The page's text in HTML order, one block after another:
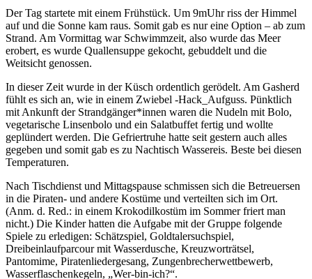
Der Tag startete mit einem Frühstück. Um 9mUhr riss der Himmel
auf und die Sonne kam raus. Somit gab es nur eine Option – ab zum
Strand. Am Vormittag war Schwimmzeit, also wurde das Meer
erobert, es wurde Quallensuppe gekocht, gebuddelt und die
Weitsicht genossen.
In dieser Zeit wurde in der Küsch ordentlich gerödelt. Am Gasherd
fühlt es sich an, wie in einem Zwiebel -Hack_Aufguss. Pünktlich
mit Ankunft der Strandgänger*innen waren die Nudeln mit Bolo,
vegetarische Linsenbolo und ein Salatbuffet fertig und wollte
geplündert werden. Die Gefriertruhe hatte seit gestern auch alles
gegeben und somit gab es zu Nachtisch Wassereis. Beste bei diesen
Temperaturen.
Nach Tischdienst und Mittagspause schmissen sich die Betreuersen
in die Piraten- und andere Kostüme und verteilten sich im Ort.
(Anm. d. Red.: in einem Krokodilkostüm im Sommer friert man
nicht.) Die Kinder hatten die Aufgabe mit der Gruppe folgende
Spiele zu erledigen: Schätzspiel, Goldtalersuchspiel,
Dreibeinlaufparcour mit Wasserdusche, Kreuzworträtsel,
Pantomime, Piratenliedergesang, Zungenbrecherwettbewerb,
Wasserflaschenkegeln, „Wer-bin-ich?“.